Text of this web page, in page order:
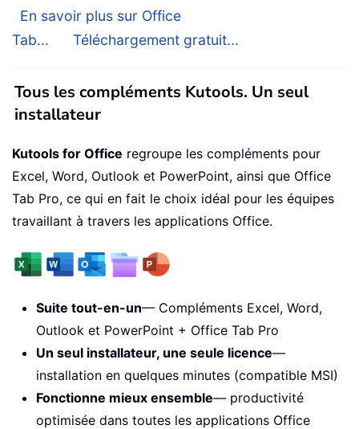
En savoir plus sur Office
Tab...
Téléchargement gratuit...
Tous les compléments Kutools. Un seul
installateur
Kutools for Office regroupe les compléments pour
Excel, Word, Outlook et PowerPoint, ainsi que Office
Tab Pro, ce qui en fait le choix idéal pour les équipes
travaillant à travers les applications Office.
Suite tout-en-un— Compléments Excel, Word,
Outlook et PowerPoint + Office Tab Pro
Un seul installateur, une seule licence—
installation en quelques minutes (compatible MSI)
Fonctionne mieux ensemble— productivité
optimisée dans toutes les applications Office